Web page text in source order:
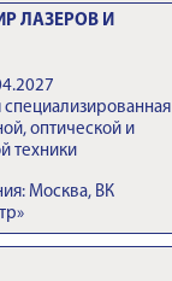
ЛАЗЕРОВ И
оптической и
техники
Москва, ВК